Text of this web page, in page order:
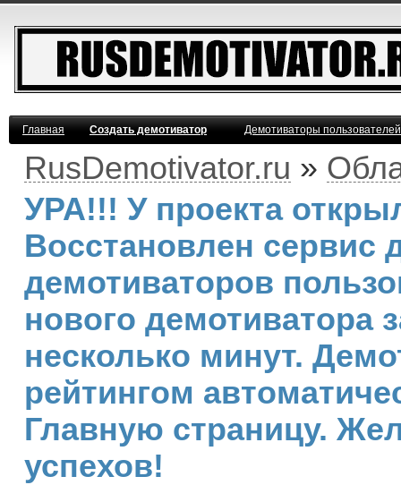
Главная Создать демотиватор Демотиваторы
RusDemotivator.ru »
УРА!!! У проекта
Восстановлен сервис
демотиваторов
нового демотиватора
несколько минут.
рейтингом
Главную страницу.
успехов!